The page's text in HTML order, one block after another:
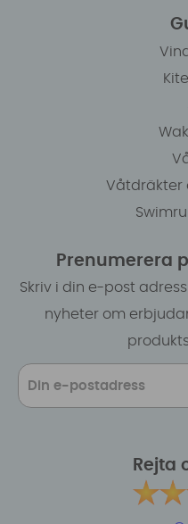
Våtdräkter
Prenumerera
Skriv i din e-post
nyheter om
Rejta